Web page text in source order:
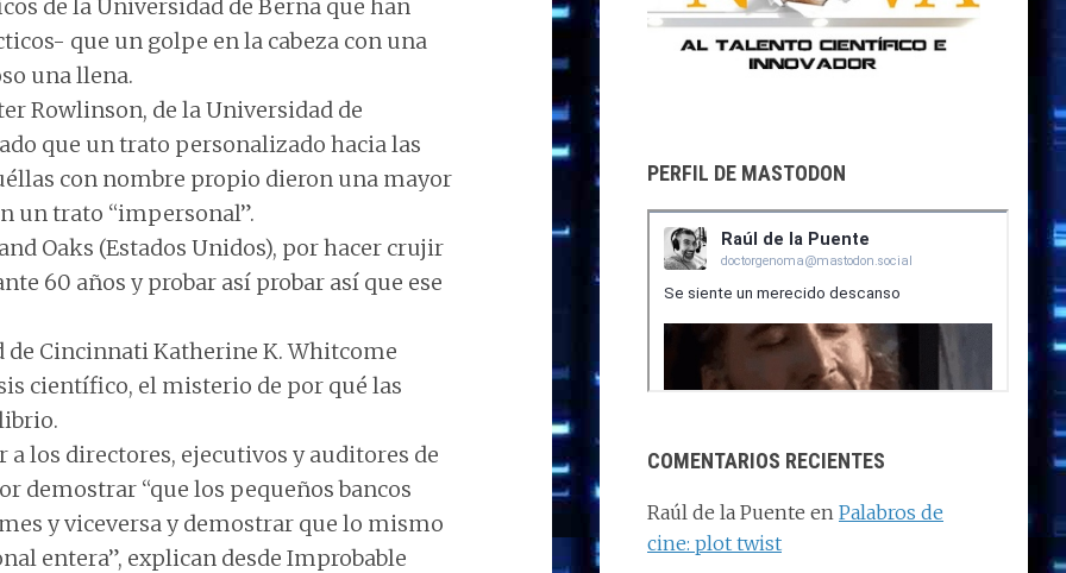
de la Universidad de Berna que han
que un golpe en la cabeza con una
una llena.
Rowlinson, de la Universidad de
que un trato personalizado hacia las
con nombre propio dieron una mayor
un trato “impersonal”.
Oaks (Estados Unidos), por hacer crujir
60 años y probar así probar así que ese
de Cincinnati Katherine K. Whitcome
científico, el misterio de por qué las
a los directores, ejecutivos y auditores de
demostrar “que los pequeños bancos
y viceversa y demostrar que lo mismo
entera”, explican desde Improbable
PERFIL DE MASTODON
COMENTARIOS RECIENTES
Raúl de la Puente en Palabros de
cine: plot twist